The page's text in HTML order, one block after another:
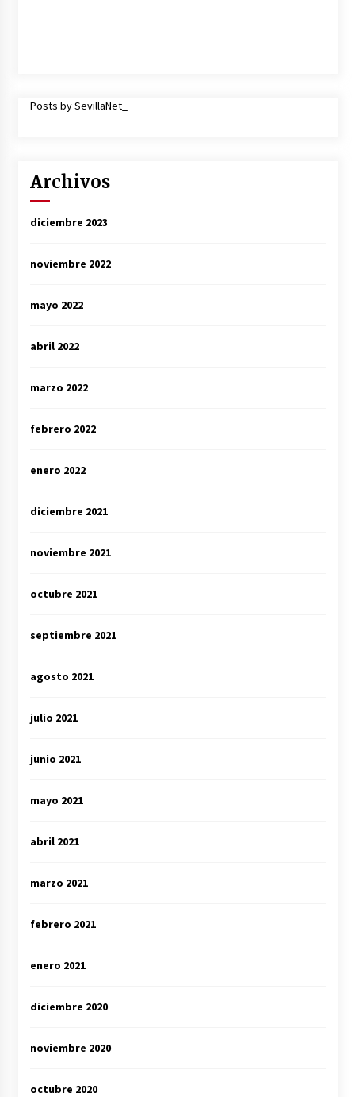
Posts by SevillaNet_
Archivos
diciembre 2023
noviembre 2022
mayo 2022
abril 2022
marzo 2022
febrero 2022
enero 2022
diciembre 2021
noviembre 2021
octubre 2021
septiembre 2021
agosto 2021
julio 2021
junio 2021
mayo 2021
abril 2021
marzo 2021
febrero 2021
enero 2021
diciembre 2020
noviembre 2020
octubre 2020